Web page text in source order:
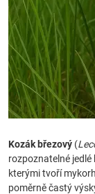
Kozák březový (
rozpoznatelné jedlé
kterými tvoří
poměrně častý